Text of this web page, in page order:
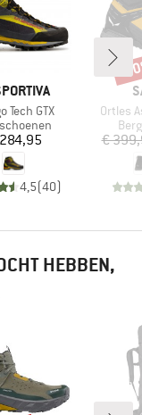
Tech GTX
Prijs
4,5(40)
Artikel
Ortles
€
-
HEBBEN,